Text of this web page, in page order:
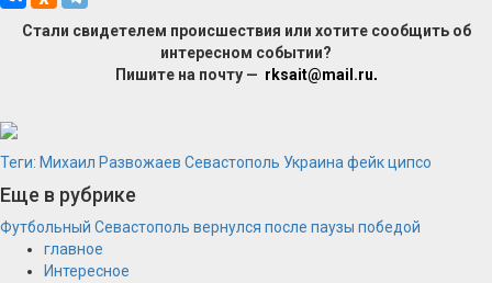
Стали свидетелем происшествия или хотите сообщить об
интересном событии?
Пишите на почту — rksait@mail.ru.
Теги: Михаил Развожаев Севастополь Украина фейкципсо
Еще в рубрике
Футбольный Севастополь вернулся после паузы победой
главное
Интересное